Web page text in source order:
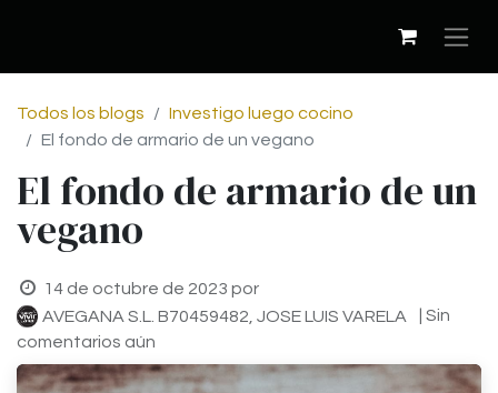
Todos los blogs
Investigo luego cocino
El fondo de armario de un vegano
El fondo de armario de un
vegano
14 de octubre de 2023 por
AVEGANA S.L. B70459482, JOSE LUIS VARELA
| Sin
comentarios aún